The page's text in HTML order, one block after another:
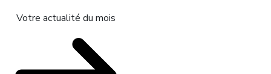
Votre actualité du mois